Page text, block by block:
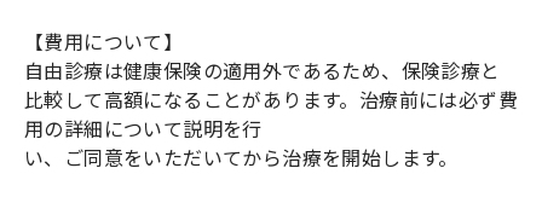
【費用について】
自由診療は健康保険の適用外であるため、保険診療と
比較して高額になることがあります。治療前には必ず費
用の詳細について説明を行
い、ご同意をいただいてから治療を開始します。